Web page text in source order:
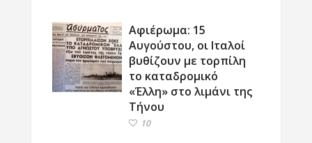
Αφιέρωμα: 15
Αυγούστου, οι Ιταλοί
βυθίζουν με τορπίλη
το καταδρομικό
«Έλλη» στο λιμάνι της
Τήνου
10